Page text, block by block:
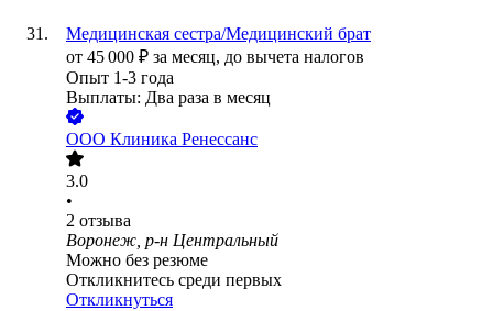
Медицинская сестра/Медицинский брат
от 45 000 ₽ за месяц, до вычета налогов
Опыт 1-3 года
Выплаты: Два раза в месяц
ООО Клиника Ренессанс
3.0
•
2 отзыва
Воронеж, р-н Центральный
Можно без резюме
Откликнитесь среди первых
Откликнуться